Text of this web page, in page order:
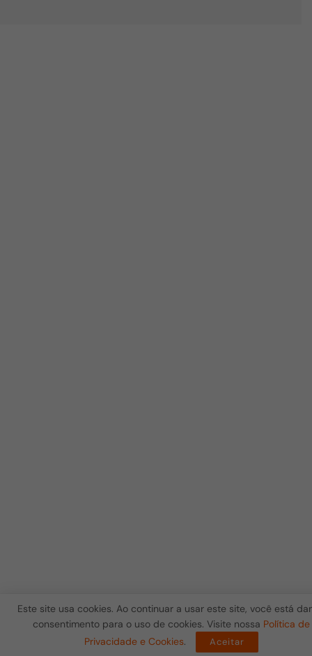
Este site usa cookies. Ao continuar a usar este site, você está
consentimento para o uso de cookies. Visite nossa Política de
Privacidade e Cookies. Aceitar